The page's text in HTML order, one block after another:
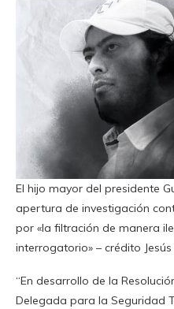
El hijo mayor del presidente
apertura de investigación
por «la filtración de manera
interrogatorio» – crédito
“En desarrollo de la
Delegada para la Seguridad